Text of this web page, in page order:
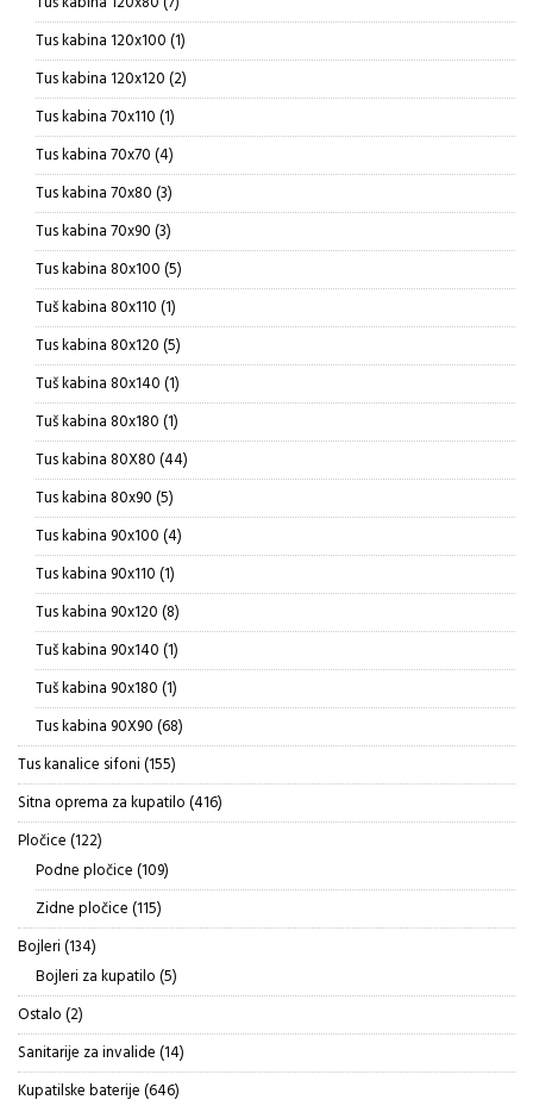
proizvoda
Tus kabina 120x100 11
proizvod
Tus kabina 120x120 22
proizvoda
Tus kabina 70x110 11
proizvod
Tus kabina 70x70 44
proizvoda
Tus kabina 70x80 33
proizvoda
Tus kabina 70x90 33
proizvoda
Tus kabina 80x100 55
proizvoda
Tuš kabina 80x110 11
proizvod
Tus kabina 80x120 55
proizvoda
Tuš kabina 80x140 11
proizvod
Tuš kabina 80x180 11
proizvod
Tus kabina 80X80 4444
proizvoda
Tus kabina 80x90 55
proizvoda
Tus kabina 90x100 44
proizvoda
Tus kabina 90x110 11
proizvod
Tus kabina 90x120 88
proizvoda
Tuš kabina 90x140 11
proizvod
Tuš kabina 90x180 11
proizvod
Tus kabina 90X90 6868
proizvoda
Tus kanalice sifoni 155155
proizvoda
Sitna oprema za kupatilo 416416
proizvoda
Pločice 122122
proizvoda
Podne pločice 109109
proizvoda
Zidne pločice 115115
proizvoda
Bojleri 134134
proizvoda
Bojleri za kupatilo 55
proizvoda
Ostalo 22
proizvoda
Sanitarije za invalide 1414
proizvoda
Kupatilske baterije 646646